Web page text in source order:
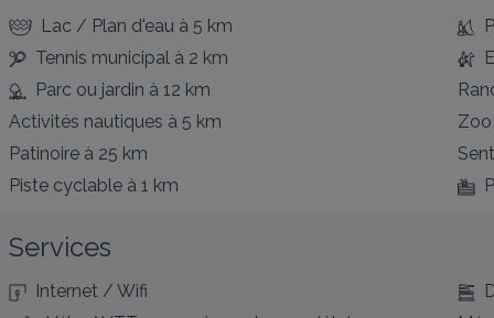
Lac / Plan d'eau à 5 km
Tennis municipal à 2 km
Parc ou jardin à 12 km
Activités nautiques à 5 km Zoo
Patinoire à 25 km
Piste cyclable à 1 km
Services
Internet / Wifi